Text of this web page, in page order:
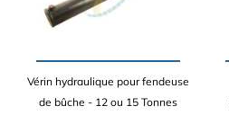
Vérin hydraulique pour fendeuse
de bûche - 12 ou 15 Tonnes